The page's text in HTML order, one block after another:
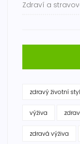
Zdraví a
zdravý životní styl
výživa
zdravá výživa